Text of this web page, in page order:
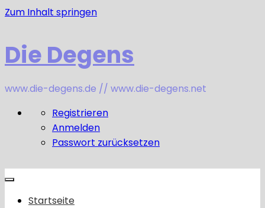
Zum Inhalt springen
Die Degens
www.die-degens.de // www.die-degens.net
Registrieren
Anmelden
Passwort zurücksetzen
Startseite